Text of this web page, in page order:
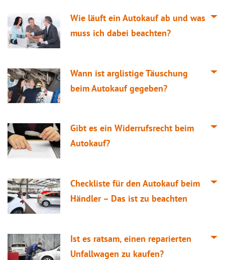
Wie läuft ein Autokauf ab und was
muss ich dabei beachten?
Wann ist arglistige Täuschung
beim Autokauf gegeben?
Gibt es ein Widerrufsrecht beim
Autokauf?
Checkliste für den Autokauf beim
Händler – Das ist zu beachten
Ist es ratsam, einen reparierten
Unfallwagen zu kaufen?